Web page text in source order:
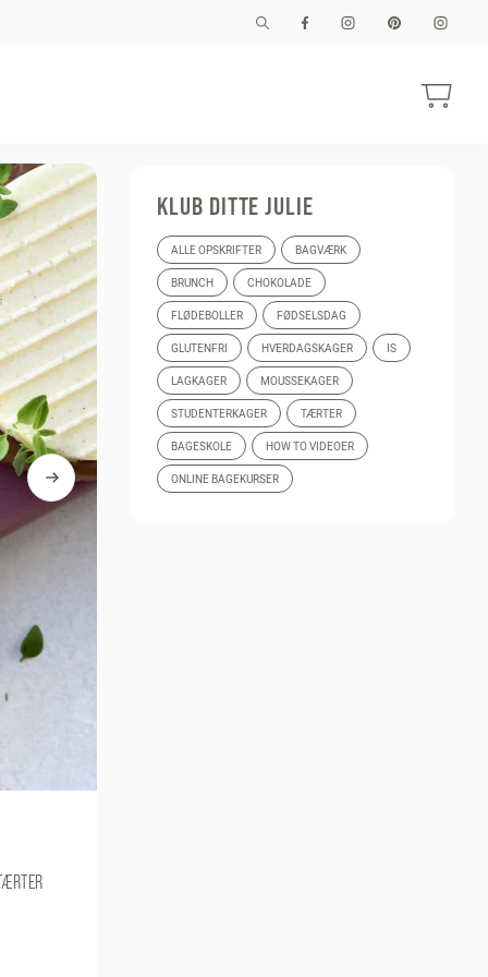
KLUB DITTE JULIE
ALLE OPSKRIFTER BAGVÆRK
BRUNCH CHOKOLADE
FLØDEBOLLER FØDSELSDAG
GLUTENFRI HVERDAGSKAGER IS
LAGKAGER MOUSSEKAGER
STUDENTERKAGER TÆRTER
BAGESKOLE HOW TO VIDEOER
ONLINE BAGEKURSER